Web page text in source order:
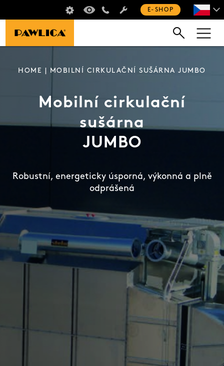
E-SHOP
HOME | MOBILNÍ CIRKULAČNÍ SUŠÁRNA JUMBO
Mobilní cirkulační
sušárna
JUMBO
Robustní, energeticky úsporná, výkonná a plně
odprášená